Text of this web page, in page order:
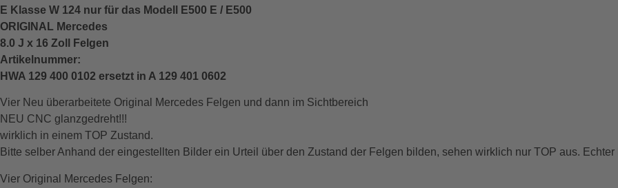
E Klasse W 124 nur für das Modell E500 E / E500
ORIGINAL Mercedes
8.0 J x 16 Zoll Felgen
Artikelnummer:
HWA 129 400 0102 ersetzt in A 129 401 0602
Vier Neu überarbeitete Original Mercedes Felgen und dann im Sichtbereich
NEU CNC glanzgedreht!!!
wirklich in einem TOP Zustand.
Bitte selber Anhand der eingestellten Bilder ein Urteil über den Zustand der Felgen bilden, sehen wirklich nur TOP aus. Echter
Vier Original Mercedes Felgen: